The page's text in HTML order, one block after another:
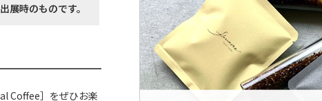
展時のものです。
Coffee］をぜひお楽